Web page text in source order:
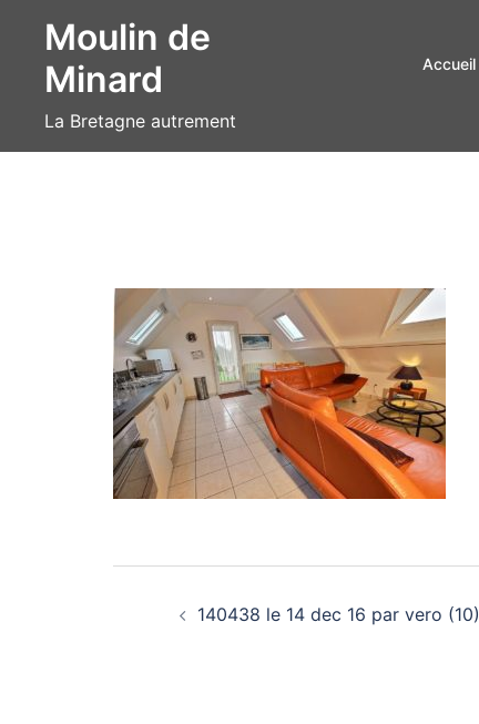
contenu
Moulin de
Minard
La Bretagne autrement
Accueil
140438 le 14 dec 16 par vero (10)